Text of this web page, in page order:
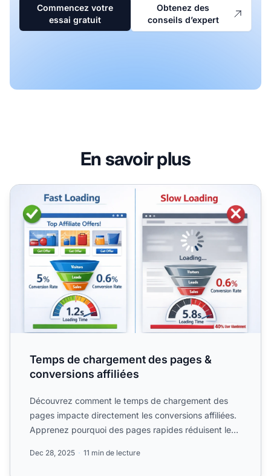
Commencez votre
essai gratuit
Obtenez des
conseils d’expert
En savoir plus
Temps de chargement des pages & conversions affiliées
Temps de chargement des pages &
conversions affiliées
Découvrez comment le temps de chargement des
pages impacte directement les conversions affiliées.
Apprenez pourquoi des pages rapides réduisent le
Dec 28, 2025 11 min de lecture